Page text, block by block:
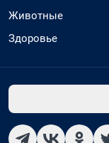
Животные
Здоровье